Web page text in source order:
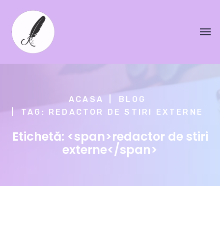
ACASA
BLOG
TAG: REDACTOR DE STIRI EXTERNE
Etichetă: <span>redactor de stiri
externe</span>